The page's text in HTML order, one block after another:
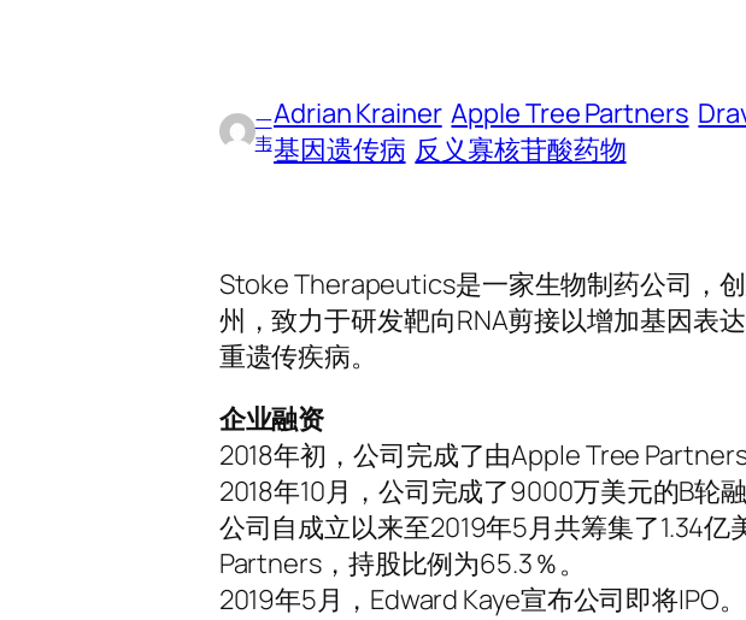
一
韦
Adrian Krainer Apple Tree Partners
基因遗传病 反义寡核苷酸药物
Stoke Therapeutics是一家生物制药公司，
州，致力于研发靶向RNA剪接以增加基因表
重遗传疾病。
企业融资
2018年初，公司完成了由Apple Tree
2018年10月，公司完成了9000万美元的B轮融
公司自成立以来至2019年5月共筹集了1.34
Partners，持股比例为65.3％。
2019年5月，Edward Kaye宣布公司即将IPO。